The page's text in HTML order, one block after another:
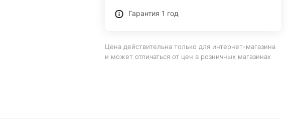
Гарантия 1 год
Цена действительна только для интернет-магазина
и может отличаться от цен в розничных магазинах